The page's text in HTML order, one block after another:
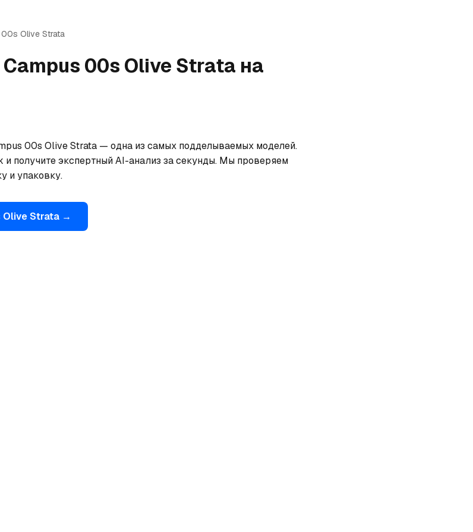
Olive Strata
Campus 00s Olive Strata на
00s Olive Strata — одна из самых подделываемых моделей.
и получите экспертный AI-анализ за секунды. Мы проверяем
и упаковку.
Olive Strata →